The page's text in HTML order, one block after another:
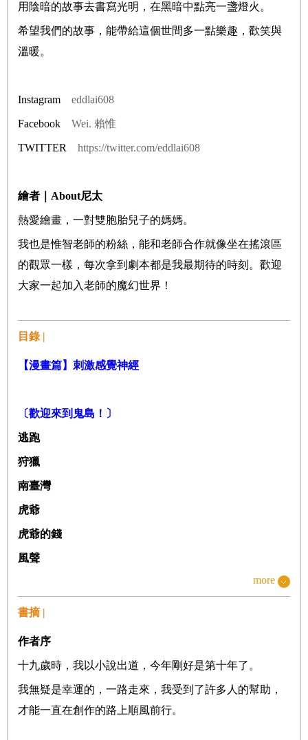
用陰暗的故事去書寫光明，在黑暗中點亮一盞燈火。
希望我們的故事，能帶給這個世間多一點樂趣，歡笑與
溫暖。
Instagram eddlai608
Facebook Wei. 賴惟
TWITTER https://twitter.com/eddlai608
繪者｜About尼太
熱愛繪畫，一對雙胞胎兒子的媽媽。
我也是惟智老師的粉絲，能和老師合作就像坐在搖滾區
的觀眾一樣，每次拿到劇本都是我最期待的時刻。歡迎
大家一起加入老師的魔幻世界！
目錄 |
【漫畫篇】刺激感覺神經
〔歡迎來到鬼島！〕
逃跑
狩獵
南臺灣
虎爺
虎爺的錢
風聲
〔失格人間〕
機器人
more
書摘 |
作者序
十九歲時，我以小說出道，今年剛好是第十年了。
我無疑是幸運的，一路走來，我受到了許多人的幫助，
才能一直在創作的路上順風前行。